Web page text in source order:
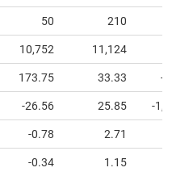
50 210
10,752 11,124
173.75 33.33 -
-26.56 25.85 -
-0.78 2.71
-0.34 1.15